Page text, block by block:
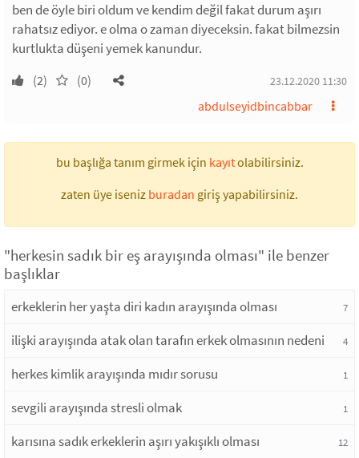
ben de öyle biri oldum ve kendim değil fakat durum aşırı
rahatsız ediyor. e olma o zaman diyeceksin. fakat bilmezsin
kurtlukta düşeni yemek kanundur.
(2) (0) 23.12.2020 11:30
abdulseyidbincabbar
bu başlığa tanım girmek için kayıtolabilirsiniz.
zaten üye iseniz buradan giriş yapabilirsiniz.
"herkesin sadık bir eş arayışında olması" ile benzer
başlıklar
erkeklerin her yaşta diri kadın arayışında olması 7
ilişki arayışında atak olan tarafın erkek olmasının nedeni 4
herkes kimlik arayışında mıdır sorusu 1
sevgili arayışında stresli olmak 1
karısına sadık erkeklerin aşırı yakışıklı olması 12